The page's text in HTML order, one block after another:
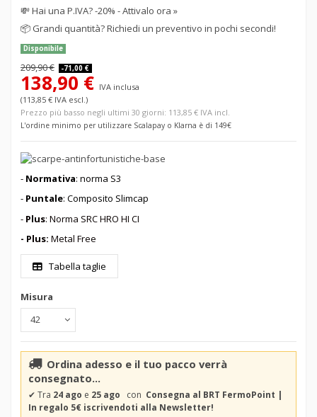
💸Hai una P.IVA? -20% - Attivalo ora »
📦 Grandi quantità? Richiedi un preventivo in pochi secondi!
Disponibile
209,90 € -71,00 €
138,90 € IVA inclusa
(113,85 € IVA escl.)
Prezzo più basso negli ultimi 30 giorni: 113,85 € IVA incl.
L'ordine minimo per utilizzare Scalapay o Klarna è di 149€
- Normativa: norma S3
- Puntale: Composito Slimcap
- Plus: Norma SRC HRO HI CI
- Plus: Metal Free
Tabella taglie
Misura
Ordina adesso e il tuo pacco verrà
consegnato...
✔ Tra 24 ago e 25 ago con Consegna al BRT FermoPoint |
In regalo 5€ iscrivendoti alla Newsletter!